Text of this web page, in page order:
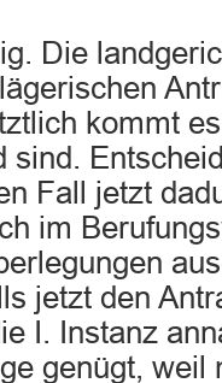
Die
kommt
sind.
Fall jetzt
im
jetzt den
I. Instanz
genügt, weil